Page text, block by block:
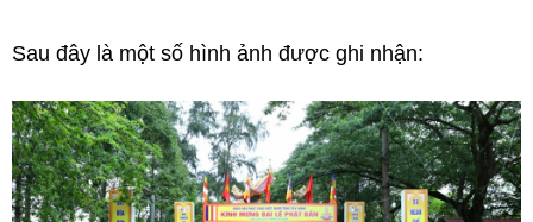
Sau đây là một số hình ảnh được ghi nhận: